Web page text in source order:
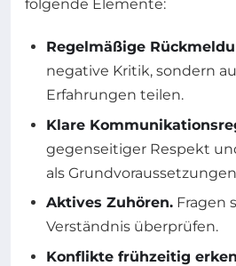
folgende Elemente:
Regelmäßige
negative Kritik, sondern
Erfahrungen teilen.
Klare
gegenseitiger Respekt
als
Aktives Zuhören. Fragen
Verständnis überprüfen.
Konflikte frühzeitig